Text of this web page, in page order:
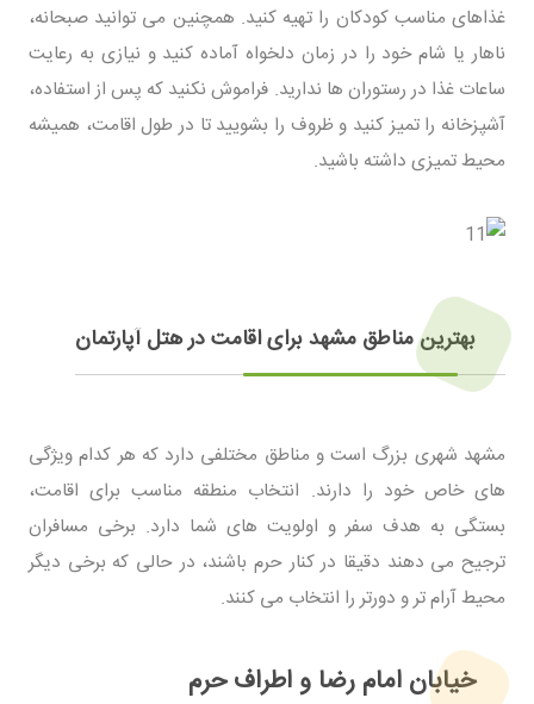
غذاهای مناسب کودکان را تهیه کنید. همچنین می توانید صبحانه،
ناهار یا شام خود را در زمان دلخواه آماده کنید و نیازی به رعایت
ساعات غذا در رستوران ها ندارید. فراموش نکنید که پس از استفاده،
آشپزخانه را تمیز کنید و ظروف را بشویید تا در طول اقامت، همیشه
محیط تمیزی داشته باشید.
بهترین مناطق مشهد برای اقامت در هتل آپارتمان
مشهد شهری بزرگ است و مناطق مختلفی دارد که هر کدام ویژگی
های خاص خود را دارند. انتخاب منطقه مناسب برای اقامت،
بستگی به هدف سفر و اولویت های شما دارد. برخی مسافران
ترجیح می دهند دقیقا در کنار حرم باشند، در حالی که برخی دیگر
محیط آرام تر و دورتر را انتخاب می کنند.
خیابان امام رضا و اطراف حرم